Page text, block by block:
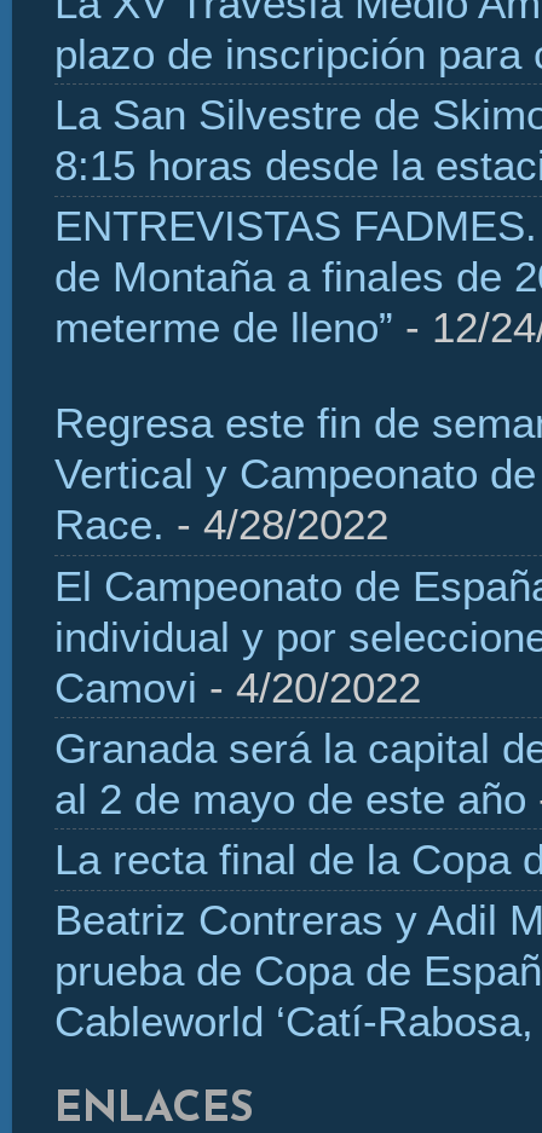
plazo de inscripción para
La San Silvestre de
8:15 horas desde la
ENTREVISTAS
de Montaña a finales de
meterme de lleno” - 12/
Regresa este fin de
Vertical y Campeonato
Race. - 4/28/2022
El Campeonato de
individual y por
Camovi - 4/20/2022
Granada será la capital
al 2 de mayo de este año
La recta final de la Copa
Beatriz Contreras y Adil
prueba de Copa de
Cableworld ‘Catí-
ENLACES